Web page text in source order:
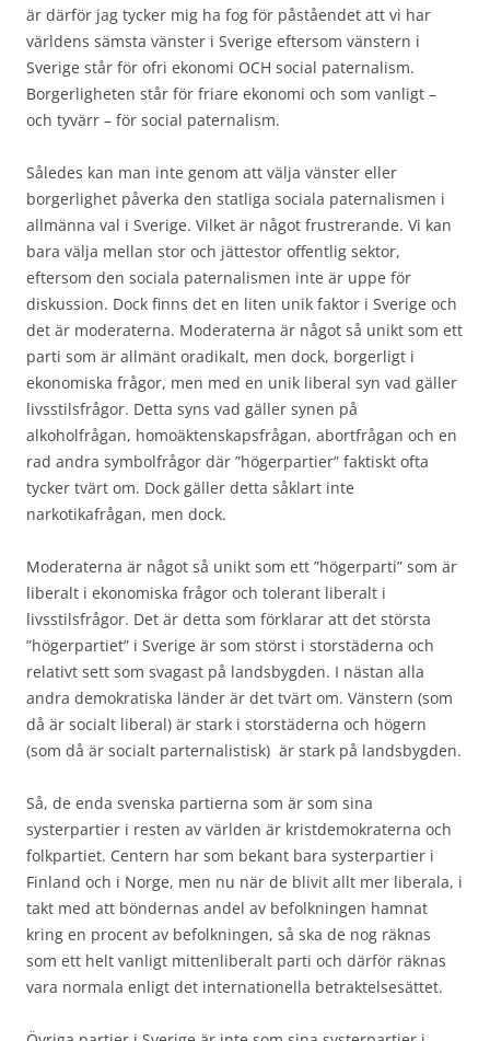
är därför jag tycker mig ha fog för påståendet att vi har
världens sämsta vänster i Sverige eftersom vänstern i
Sverige står för ofri ekonomi OCH social paternalism.
Borgerligheten står för friare ekonomi och som vanligt –
och tyvärr – för social paternalism.
Således kan man inte genom att välja vänster eller
borgerlighet påverka den statliga sociala paternalismen i
allmänna val i Sverige. Vilket är något frustrerande. Vi kan
bara välja mellan stor och jättestor offentlig sektor,
eftersom den sociala paternalismen inte är uppe för
diskussion. Dock finns det en liten unik faktor i Sverige och
det är moderaterna. Moderaterna är något så unikt som ett
parti som är allmänt oradikalt, men dock, borgerligt i
ekonomiska frågor, men med en unik liberal syn vad gäller
livsstilsfrågor. Detta syns vad gäller synen på
alkoholfrågan, homoäktenskapsfrågan, abortfrågan och en
rad andra symbolfrågor där ”högerpartier” faktiskt ofta
tycker tvärt om. Dock gäller detta såklart inte
narkotikafrågan, men dock.
Moderaterna är något så unikt som ett ”högerparti” som är
liberalt i ekonomiska frågor och tolerant liberalt i
livsstilsfrågor. Det är detta som förklarar att det största
”högerpartiet” i Sverige är som störst i storstäderna och
relativt sett som svagast på landsbygden. I nästan alla
andra demokratiska länder är det tvärt om. Vänstern (som
då är socialt liberal) är stark i storstäderna och högern
(som då är socialt parternalistisk) är stark på landsbygden.
Så, de enda svenska partierna som är som sina
systerpartier i resten av världen är kristdemokraterna och
folkpartiet. Centern har som bekant bara systerpartier i
Finland och i Norge, men nu när de blivit allt mer liberala, i
takt med att böndernas andel av befolkningen hamnat
kring en procent av befolkningen, så ska de nog räknas
som ett helt vanligt mittenliberalt parti och därför räknas
vara normala enligt det internationella betraktelsesättet.